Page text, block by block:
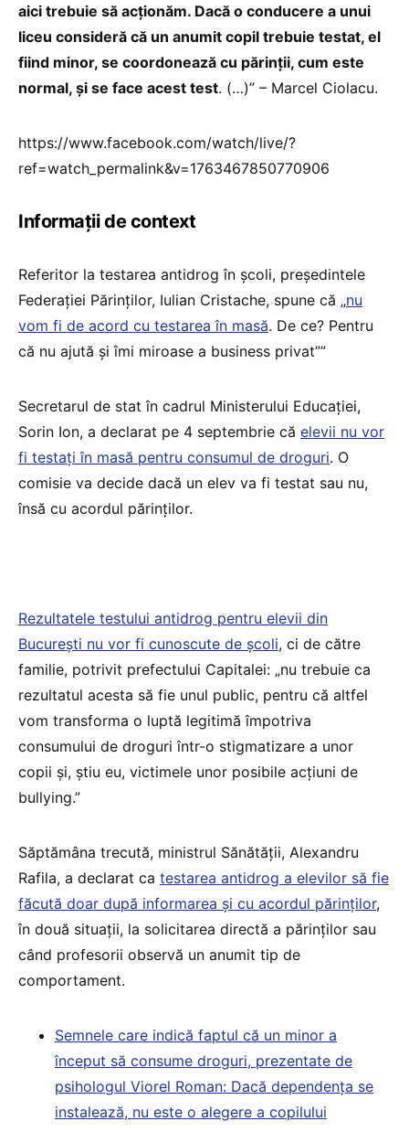
aici trebuie să acționăm. Dacă o conducere a unui
liceu consideră că un anumit copil trebuie testat, el
fiind minor, se coordonează cu părinții, cum este
normal, și se face acest test. (…)” – Marcel Ciolacu.
https://www.facebook.com/watch/live/?
ref=watch_permalink&v=1763467850770906
Informații de context
Referitor la testarea antidrog în școli, președintele
Federației Părinților, Iulian Cristache, spune că „nu
vom fi de acord cu testarea în masă. De ce? Pentru
că nu ajută și îmi miroase a business privat””
Secretarul de stat în cadrul Ministerului Educaţiei,
Sorin Ion, a declarat pe 4 septembrie că elevii nu vor
fi testați în masă pentru consumul de droguri. O
comisie va decide dacă un elev va fi testat sau nu,
însă cu acordul părinților.
Rezultatele testului antidrog pentru elevii din
București nu vor fi cunoscute de școli, ci de către
familie, potrivit prefectului Capitalei: „nu trebuie ca
rezultatul acesta să fie unul public, pentru că altfel
vom transforma o luptă legitimă împotriva
consumului de droguri într-o stigmatizare a unor
copii și, știu eu, victimele unor posibile acțiuni de
bullying.”
Săptămâna trecută, ministrul Sănătăţii, Alexandru
Rafila, a declarat ca testarea antidrog a elevilor să fie
făcută doar după informarea şi cu acordul părinţilor,
în două situaţii, la solicitarea directă a părinţilor sau
când profesorii observă un anumit tip de
comportament.
Semnele care indică faptul că un minor a
început să consume droguri, prezentate de
psihologul Viorel Roman: Dacă dependența se
instalează, nu este o alegere a copilului